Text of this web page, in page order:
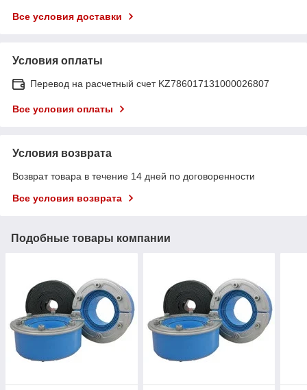
Все условия доставки
Условия оплаты
Перевод на расчетный счет KZ786017131000026807
Все условия оплаты
Условия возврата
Возврат товара в течение 14 дней по договоренности
Все условия возврата
Подобные товары компании